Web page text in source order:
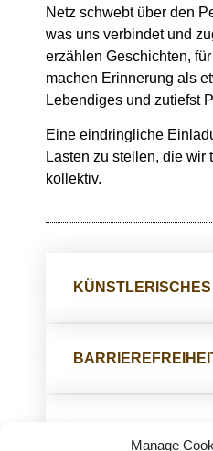
Manage
Netz schwebt über den
was uns verbindet und
erzählen Geschichten,
machen Erinnerung als
Lebendiges und zutiefst
Eine eindringliche
Lasten zu stellen, die wir
kollektiv.